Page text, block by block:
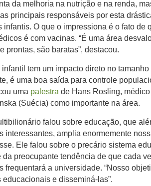
da melhoria na nutrição e na renda,
principais responsáveis por esta
infantis. O que o impressiona é o fato de
é com vacinas. “É uma área
prontas, são baratas”, destacou.
tem um impacto direto no
é uma boa saída para controle
uma palestra de Hans Rosling,
(Suécia) como importante na área.
falou sobre educação, que
interessantes, amplia enormemente
Ele falou sobre o precário sistema
da preocupante tendência de que cada
frequentará a universidade. “Nosso
educacionais e disseminá-las”.